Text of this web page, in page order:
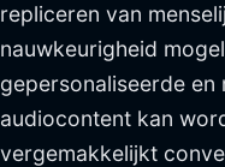
repliceren van
nauwkeurigheid
gepersonaliseerde
audiocontent kan
vergemakkelijkt